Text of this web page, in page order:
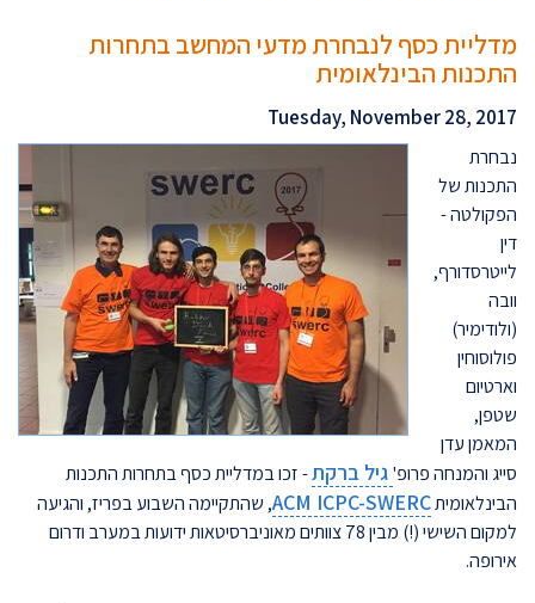
מדליית כסף לנבחרת מדעי המחשב בתחרות
התכנות הבינלאומית
Tuesday, November 28, 2017
נבחרת
התכנות של
הפקולטה -
דין
לייטרסדורף,
וובה
(ולודימיר)
פולוסוחין
וארטיום
שטפן,
המאמן עדן
סייג והמנחה פרופ'גיל ברקת- זכו במדליית כסף בתחרות התכנות
הבינלאומיתACM ICPC-SWERC, שהתקיימה השבוע בפריז, והגיעה
למקום השישי (!) מבין 78 צוותים מאוניברסיטאות ידועות במערב ודרום
אירופה.